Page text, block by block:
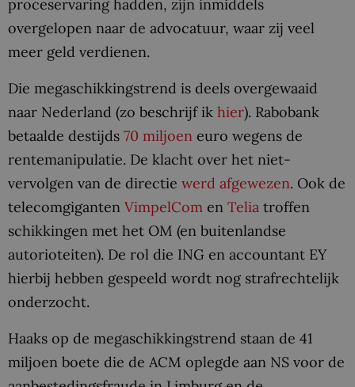
proceservaring hadden, zijn inmiddels
overgelopen naar de advocatuur, waar zij veel
meer geld verdienen.
Die megaschikkingstrend is deels overgewaaid
naar Nederland (zo beschrijf ik hier). Rabobank
betaalde destijds 70 miljoen euro wegens de
rentemanipulatie. De klacht over het niet-
vervolgen van de directie werd afgewezen. Ook de
telecomgiganten VimpelCom en Telia troffen
schikkingen met het OM (en buitenlandse
autorioteiten). De rol die ING en accountant EY
hierbij hebben gespeeld wordt nog strafrechtelijk
onderzocht.
Haaks op de megaschikkingstrend staan de 41
miljoen boete die de ACM oplegde aan NS voor de